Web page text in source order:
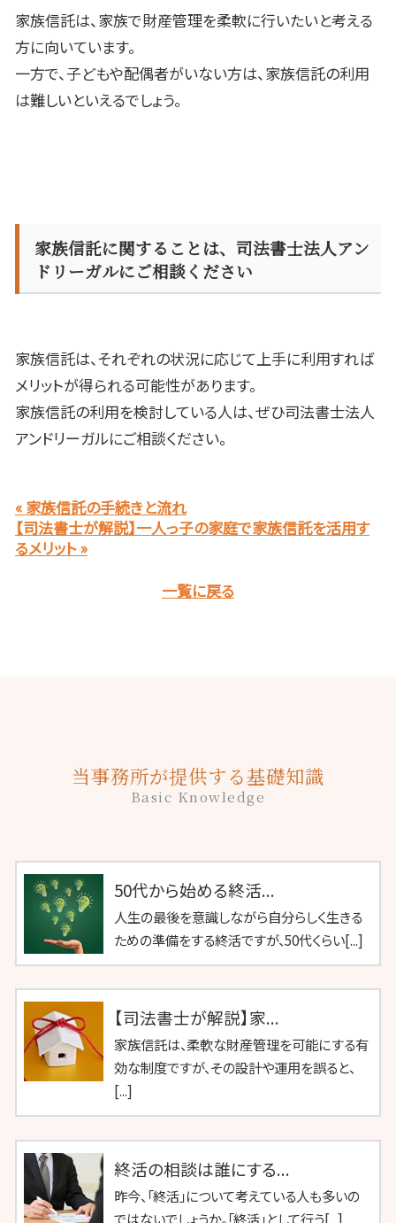
家族信託は、家族で財産管理を柔軟に行いたいと考える
方に向いています。
一方で、子どもや配偶者がいない方は、家族信託の利用
は難しいといえるでしょう。
家族信託に関することは、司法書士法人アン
ドリーガルにご相談ください
家族信託は、それぞれの状況に応じて上手に利用すれば
メリットが得られる可能性があります。
家族信託の利用を検討している人は、ぜひ司法書士法人
アンドリーガルにご相談ください。
« 家族信託の手続きと流れ
【司法書士が解説】一人っ子の家庭で家族信託を活用す
るメリット »
一覧に戻る
当事務所が提供する基礎知識
Basic Knowledge
50代から始める終活...
人生の最後を意識しながら自分らしく生きる
ための準備をする終活ですが、50代くらい[...]
【司法書士が解説】家...
家族信託は、柔軟な財産管理を可能にする有
効な制度ですが、その設計や運用を誤ると、
[...]
終活の相談は誰にする...
昨今、「終活」について考えている人も多いの
ではないでしょうか。「終活」として行う[...]